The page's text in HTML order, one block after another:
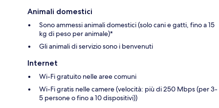
Animali domestici
Sono ammessi animali domestici (solo cani e gatti, fino a 15
kg di peso per animale)*
Gli animali di servizio sono i benvenuti
Internet
Wi-Fi gratuito nelle aree comuni
Wi-Fi gratis nelle camere (velocità: più di 250 Mbps (per 3-
5 persone o fino a 10 dispositivi))